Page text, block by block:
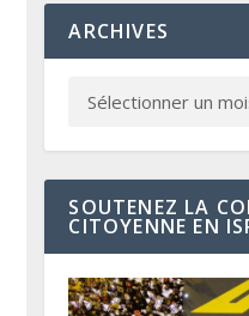
ARCHIVES
SOUTENEZ LA
CITOYENNE EN